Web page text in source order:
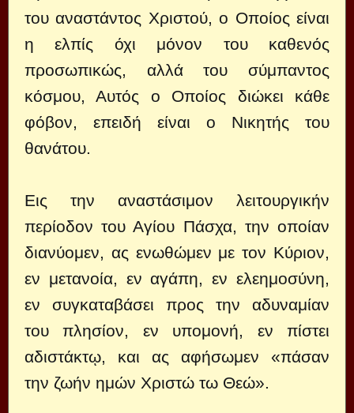
του αναστάντος Χριστού, ο Οποίος είναι
η ελπίς όχι μόνον του καθενός
προσωπικώς, αλλά του σύμπαντος
κόσμου, Αυτός ο Οποίος διώκει κάθε
φόβον, επειδή είναι ο Νικητής του
θανάτου.
Εις την αναστάσιμον λειτουργικήν
περίοδον του Αγίου Πάσχα, την οποίαν
διανύομεν, ας ενωθώμεν με τον Κύριον,
εν μετανοία, εν αγάπη, εν ελεημοσύνη,
εν συγκαταβάσει προς την αδυναμίαν
του πλησίον, εν υπομονή, εν πίστει
αδιστάκτῳ, και ας αφήσωμεν «πάσαν
την ζωήν ημών Χριστώ τω Θεώ».